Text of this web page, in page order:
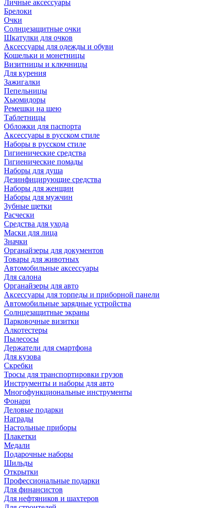
Личные аксессуары
Брелоки
Очки
Солнцезащитные очки
Шкатулки для очков
Аксессуары для одежды и обуви
Кошельки и монетницы
Визитницы и ключницы
Для курения
Зажигалки
Пепельницы
Хьюмидоры
Ремешки на шею
Таблетницы
Обложки для паспорта
Аксессуары в русском стиле
Наборы в русском стиле
Гигиенические средства
Гигиенические помады
Наборы для душа
Дезинфицирующие средства
Наборы для женщин
Наборы для мужчин
Зубные щетки
Расчески
Средства для ухода
Маски для лица
Значки
Органайзеры для документов
Товары для животных
Автомобильные аксессуары
Для салона
Органайзеры для авто
Аксессуары для торпеды и приборной панели
Автомобильные зарядные устройства
Солнцезащитные экраны
Парковочные визитки
Алкотестеры
Пылесосы
Держатели для смартфона
Для кузова
Скребки
Тросы для транспортировки грузов
Инструменты и наборы для авто
Многофункциональные инструменты
Фонари
Деловые подарки
Награды
Настольные приборы
Плакетки
Медали
Подарочные наборы
Шильды
Открытки
Профессиональные подарки
Для финансистов
Для нефтяников и шахтеров